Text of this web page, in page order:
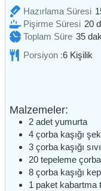
Hazırlama Süresi
Pişirme Süresi 20
Toplam Süre 35
Porsiyon :6 Kişilik
Malzemeler:
2 adet yumurta
4 çorba kaşığı
3 çorba kaşığı
20 tepeleme
8 çorba kaşığı
1 paket kabartma